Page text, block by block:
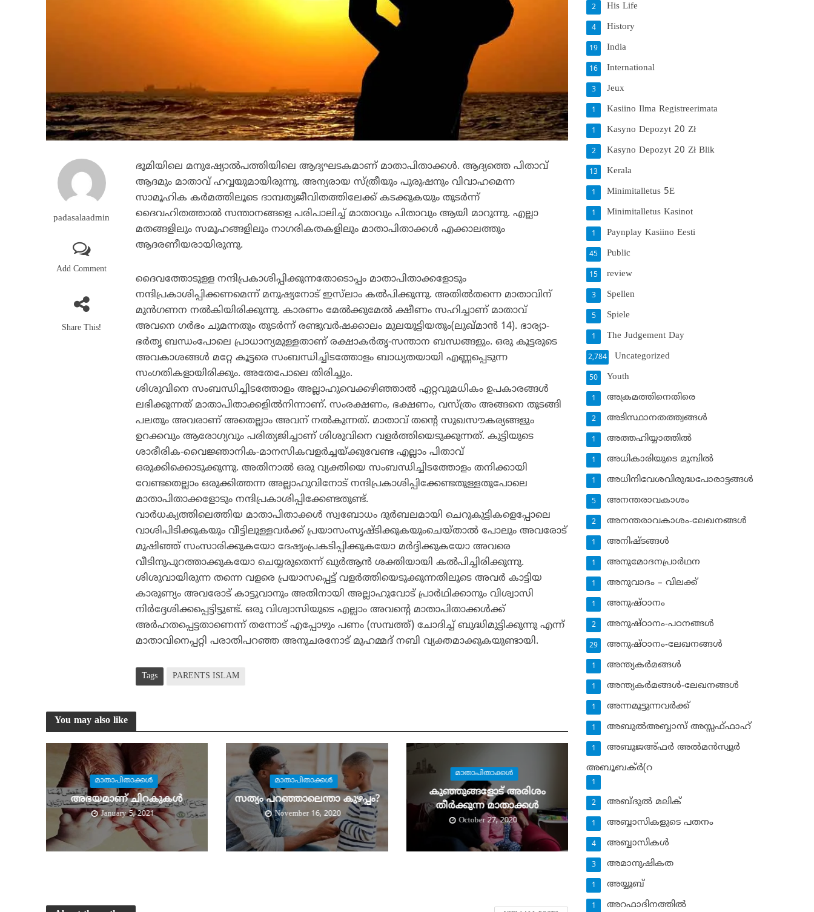
padasalaadmin
Add Comment
Share This!
ഭൂമിയിലെ മനുഷ്യോല്‍പത്തിയിലെ ആദ്യഘടകമാണ് മാതാപിതാക്കള്‍. ആദ്യത്തെ പിതാവ്
ആദമും മാതാവ് ഹവ്വയുമായിരുന്നു. അന്യരായ സ്ത്രീയും പുരുഷനും വിവാഹമെന്ന
സാമൂഹിക കര്‍മത്തിലൂടെ ദാമ്പത്യജീവിതത്തിലേക്ക് കടക്കുകയും തുടര്‍ന്ന്
ദൈവഹിതത്താല്‍ സന്താനങ്ങളെ പരിപാലിച്ച് മാതാവും പിതാവും ആയി മാറുന്നു. എല്ലാ
മതങ്ങളിലും സമൂഹങ്ങളിലും നാഗരികതകളിലും മാതാപിതാക്കള്‍ എക്കാലത്തും
ആദരണീയരായിരുന്നു.
ദൈവത്തോടുളള നന്ദിപ്രകാശിപ്പിക്കുന്നതോടൊപ്പം മാതാപിതാക്കളോടും
നന്ദിപ്രകാശിപ്പിക്കണമെന്ന് മനുഷ്യനോട് ഇസ്‌ലാം കല്‍പിക്കുന്നു. അതില്‍തന്നെ മാതാവിന്
മുന്‍ഗണന നല്‍കിയിരിക്കുന്നു. കാരണം മേല്‍ക്കുമേല്‍ ക്ഷീണം സഹിച്ചാണ് മാതാവ്
അവനെ ഗര്‍ഭം ചുമന്നതും തുടര്‍ന്ന് രണ്ടുവര്‍ഷക്കാലം മുലയൂട്ടിയതും(ലുഖ്മാന്‍ 14). ഭാര്യാ-
ഭര്‍തൃ ബന്ധംപോലെ പ്രാധാന്യമുള്ളതാണ് രക്ഷാകര്‍തൃ-സന്താന ബന്ധങ്ങളും. ഒരു കൂട്ടരുടെ
അവകാശങ്ങള്‍ മറ്റേ കൂട്ടരെ സംബന്ധിച്ചിടത്തോളം ബാധ്യതയായി എണ്ണപ്പെടുന്ന
സംഗതികളായിരിക്കും. അതേപോലെ തിരിച്ചും.
ശിശുവിനെ സംബന്ധിച്ചിടത്തോളം അല്ലാഹുവെക്കഴിഞ്ഞാല്‍ ഏറ്റവുമധികം ഉപകാരങ്ങള്‍
ലഭിക്കുന്നത് മാതാപിതാക്കളില്‍നിന്നാണ്. സംരക്ഷണം, ഭക്ഷണം, വസ്ത്രം അങ്ങനെ തുടങ്ങി
പലതും അവരാണ് അതെല്ലാം അവന് നല്‍കുന്നത്. മാതാവ് തന്റെ സുഖസൗകര്യങ്ങളും
ഉറക്കവും ആരോഗ്യവും പരിത്യജിച്ചാണ് ശിശുവിനെ വളര്‍ത്തിയെടുക്കുന്നത്. കുട്ടിയുടെ
ശാരീരിക-വൈജ്ഞാനിക-മാനസികവളര്‍ച്ചയ്ക്കുവേണ്ട എല്ലാം പിതാവ്
ഒരുക്കിക്കൊടുക്കുന്നു. അതിനാല്‍ ഒരു വ്യക്തിയെ സംബന്ധിച്ചിടത്തോളം തനിക്കായി
വേണ്ടതെല്ലാം ഒരുക്കിത്തന്ന അല്ലാഹുവിനോട് നന്ദിപ്രകാശിപ്പിക്കേണ്ടതുള്ളതുപോലെ
മാതാപിതാക്കളോടും നന്ദിപ്രകാശിപ്പിക്കേണ്ടതുണ്ട്.
വാര്‍ധക്യത്തിലെത്തിയ മാതാപിതാക്കള്‍ സ്വബോധം ദുര്‍ബലമായി ചെറുകുട്ടികളെപ്പോലെ
വാശിപിടിക്കുകയും വീട്ടിലുള്ളവര്‍ക്ക് പ്രയാസംസൃഷ്ടിക്കുകയുംചെയ്താല്‍ പോലും അവരോട്
മുഷിഞ്ഞ് സംസാരിക്കുകയോ ദേഷ്യംപ്രകടിപ്പിക്കുകയോ മര്‍ദ്ദിക്കുകയോ അവരെ
വീടിനുപുറത്താക്കുകയോ ചെയ്യരുതെന്ന് ഖുര്‍ആന്‍ ശക്തിയായി കല്‍പിച്ചിരിക്കുന്നു.
ശിശുവായിരുന്ന തന്നെ വളരെ പ്രയാസപ്പെട്ട് വളര്‍ത്തിയെടുക്കുന്നതിലൂടെ അവര്‍ കാട്ടിയ
കാരുണ്യം അവരോട് കാട്ടുവാനും അതിനായി അല്ലാഹുവോട് പ്രാര്‍ഥിക്കാനും വിശ്വാസി
നിര്‍ദ്ദേശിക്കപ്പെട്ടിട്ടുണ്ട്. ഒരു വിശ്വാസിയുടെ എല്ലാം അവന്റെ മാതാപിതാക്കള്‍ക്ക്
അര്‍ഹതപ്പെട്ടതാണെന്ന് തന്നോട് എപ്പോഴും പണം (സമ്പത്ത്) ചോദിച്ച് ബുദ്ധിമുട്ടിക്കുന്നു എന്ന്
മാതാവിനെപ്പറ്റി പരാതിപറഞ്ഞ അനുചരനോട് മുഹമ്മദ് നബി വ്യക്തമാക്കുകയുണ്ടായി.
Tags PARENTS ISLAM
You may also like
മാതാപിതാക്കള്‍
അഭയമാണ് ചിറകുകള്‍
January 5, 2021
മാതാപിതാക്കള്‍
സത്യം പറഞ്ഞാലെന്താ കുഴപ്പം?
November 16, 2020
മാതാപിതാക്കള്‍
കുഞ്ഞുങ്ങളോട് അരിശം
തീര്‍ക്കുന്ന മാതാക്കള്‍
October 27, 2020
His Life
2
History
4
India
19
International
16
Jeux
3
Kasiino Ilma Registreerimata
1
Kasyno Depozyt 20 Zł
1
Kasyno Depozyt 20 Zł Blik
2
Kerala
13
Minimitalletus 5E
1
Minimitalletus Kasinot
1
Paynplay Kasiino Eesti
1
Public
45
review
15
Spellen
3
Spiele
5
The Judgement Day
1
Uncategorized
2,784
Youth
50
അക്രമത്തിനെതിരെ
1
അടിസ്ഥാനതത്ത്വങ്ങള്‍
2
അത്തഹിയ്യാത്തില്‍
1
അധികാരിയുടെ മുമ്പില്‍
1
അധിനിവേശവിരുദ്ധപോരാട്ടങ്ങള്‍
1
അനന്തരാവകാശം
5
അനന്തരാവകാശം-ലേഖനങ്ങള്‍
2
അനിഷ്ടങ്ങള്‍
1
അനുമോദനപ്രാര്‍ഥന
1
അനുവാദം – വിലക്ക്‌
1
അനുഷ്ഠാനം
1
അനുഷ്ഠാനം-പഠനങ്ങള്‍
2
അനുഷ്ഠാനം-ലേഖനങ്ങള്‍
29
അന്ത്യകര്‍മങ്ങള്‍
1
അന്ത്യകര്‍മങ്ങള്‍-ലേഖനങ്ങള്‍
1
അന്നമൂട്ടുന്നവര്‍ക്ക്
1
അബുല്‍അബ്ബാസ് അസ്സഫ്ഫാഹ്‌
1
അബൂജഅ്ഫര്‍ അല്‍മന്‍സ്വൂര്‍
1
അബൂബക്ര്‍(റ
1
അബ്ദുല്‍ മലിക്‌
2
അബ്ബാസികളുടെ പതനം
1
അബ്ബാസികള്‍
4
അമാനുഷികത
3
അയ്യൂബ്‌
1
അറഫാദിനത്തില്‍
1